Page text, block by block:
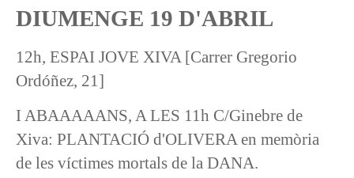
DIUMENGE 19 D'ABRIL
12h, ESPAI JOVE XIVA [Carrer Gregorio
Ordóñez, 21]
I ABAAAAANS, A LES 11h C/Ginebre de
Xiva: PLANTACIÓ d'OLIVERA en memòria
de les víctimes mortals de la DANA.